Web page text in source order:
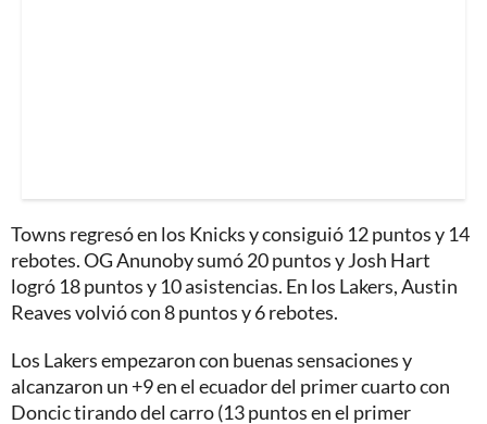
Towns regresó en los Knicks y consiguió 12 puntos y 14
rebotes. OG Anunoby sumó 20 puntos y Josh Hart
logró 18 puntos y 10 asistencias. En los Lakers, Austin
Reaves volvió con 8 puntos y 6 rebotes.
Los Lakers empezaron con buenas sensaciones y
alcanzaron un +9 en el ecuador del primer cuarto con
Doncic tirando del carro (13 puntos en el primer